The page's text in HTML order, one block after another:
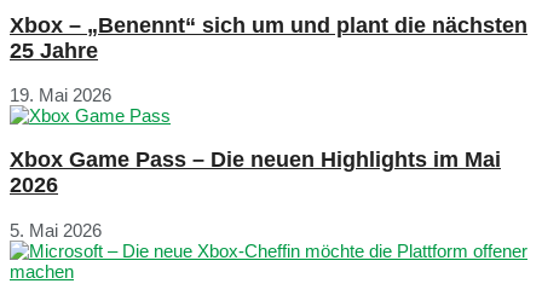
Xbox – „Benennt“ sich um und plant die nächsten
25 Jahre
19. Mai 2026
Xbox Game Pass – Die neuen Highlights im Mai
2026
5. Mai 2026